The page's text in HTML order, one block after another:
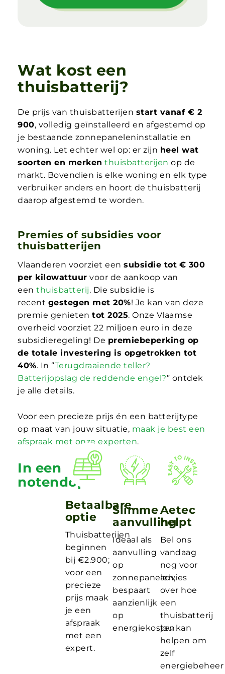
Wat kost een
thuisbatterij?
De prijs van thuisbatterijen start vanaf € 2
900, volledig geïnstalleerd en afgestemd op
je bestaande zonnepaneleninstallatie en
woning. Let echter wel op: er zijn heel wat
soorten en merken thuisbatterijen op de
markt. Bovendien is elke woning en elk type
verbruiker anders en hoort de thuisbatterij
daarop afgestemd te worden.
Premies of subsidies voor
thuisbatterijen
Vlaanderen voorziet een subsidie tot € 300
per kilowattuur voor de aankoop van
een thuisbatterij. Die subsidie is
recent gestegen met 20%! Je kan van deze
premie genieten tot 2025. Onze Vlaamse
overheid voorziet 22 miljoen euro in deze
subsidieregeling! De premiebeperking op
de totale investering is opgetrokken tot
40%. In “Terugdraaiende teller?
Batterijopslag de reddende engel?” ontdek
je alle details.
Voor een precieze prijs én een batterijtype
op maat van jouw situatie, maak je best een
afspraak met onze experten.
In een
notendop
Betaalbare
optie
Thuisbatterijen
beginnen
bij €2.900;
voor een
precieze
prijs maak
je een
afspraak
met een
expert.
Slimme
aanvulling
Ideaal als
aanvulling
op
zonnepanelen,
bespaart
aanzienlijk
op
energiekosten.
Aetec
helpt
Bel ons
vandaag
nog voor
advies
over hoe
een
thuisbatterij
jou kan
helpen om
zelf
energiebeheer